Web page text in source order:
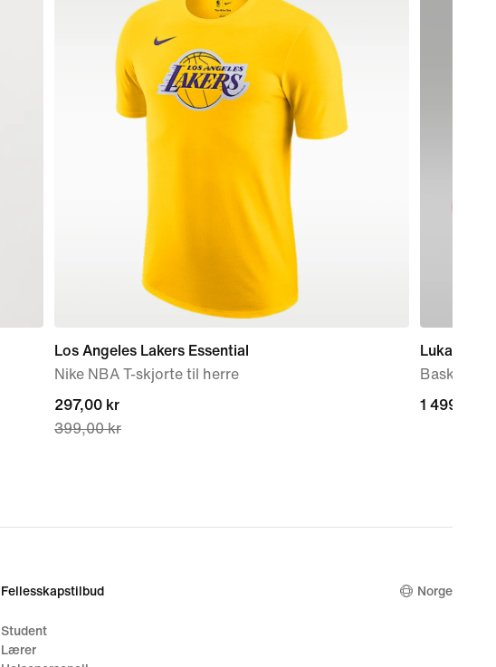
Los Angeles Lakers Essential
Nike NBA T-skjorte til herre
current
price
399,00 kr
297,00 kr
399,00 kr
Luka 5
Basketsko
1 499,00 kr
1 499,00 kr
Fellesskapstilbud
Student
Lærer
Norge